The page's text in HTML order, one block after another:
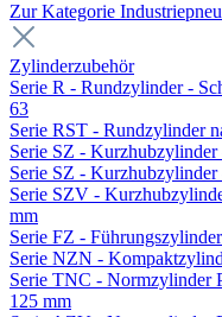
Zur Kategorie
Zylinderzubehör
Serie R - Rundzylinder -
63
Serie RST - Rundzylinder
Serie SZ -
Serie SZ -
Serie SZV -
mm
Serie FZ -
Serie NZN -
Serie TNC - Normzylinder
125 mm